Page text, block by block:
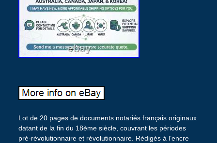
Lot de 20 pages de documents notariés français originaux
datant de la fin du 18ème siècle, couvrant les périodes
pré-révolutionnaire et révolutionnaire. Rédigés à l’encre